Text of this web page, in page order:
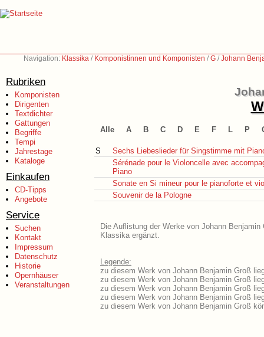
Navigation: Klassika / Komponistinnen und Komponisten /G /Johann
Rubriken
Komponisten
Dirigenten
Textdichter
Gattungen
Begriffe
Tempi
Jahrestage
Kataloge
Einkaufen
CD-Tipps
Angebote
Service
Suchen
Kontakt
Impressum
Datenschutz
Historie
Opernhäuser
Veranstaltungen
Alle A B C D E F L P
S
Sechs Liebeslieder für Singstimme mit
Sérénade pour le Violoncelle avec
Piano
Sonate en Si mineur pour le pianoforte et
Souvenir de la Pologne
Die Auflistung der Werke von Johann
Klassika ergänzt.
Legende:
zu diesem Werk von Johann Benjamin Groß
zu diesem Werk von Johann Benjamin Groß
zu diesem Werk von Johann Benjamin Groß
zu diesem Werk von Johann Benjamin Groß
zu diesem Werk von Johann Benjamin Groß